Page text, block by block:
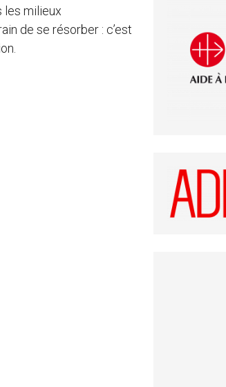
les milieux
de se résorber : c’est